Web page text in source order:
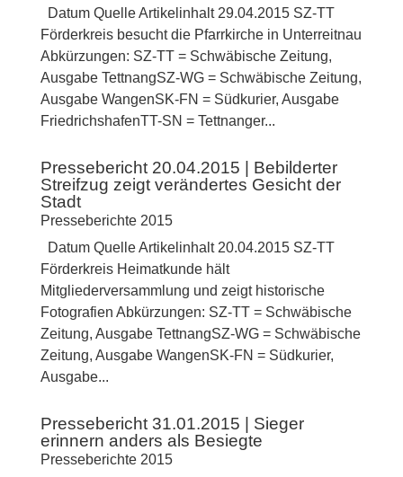
Datum Quelle Artikelinhalt 29.04.2015 SZ-TT
Förderkreis besucht die Pfarrkirche in Unterreitnau
Abkürzungen: SZ-TT = Schwäbische Zeitung,
Ausgabe TettnangSZ-WG = Schwäbische Zeitung,
Ausgabe WangenSK-FN = Südkurier, Ausgabe
FriedrichshafenTT-SN = Tettnanger...
Pressebericht 20.04.2015 | Bebilderter
Streifzug zeigt verändertes Gesicht der
Stadt
Presseberichte 2015
Datum Quelle Artikelinhalt 20.04.2015 SZ-TT
Förderkreis Heimatkunde hält
Mitgliederversammlung und zeigt historische
Fotografien Abkürzungen: SZ-TT = Schwäbische
Zeitung, Ausgabe TettnangSZ-WG = Schwäbische
Zeitung, Ausgabe WangenSK-FN = Südkurier,
Ausgabe...
Pressebericht 31.01.2015 | Sieger
erinnern anders als Besiegte
Presseberichte 2015